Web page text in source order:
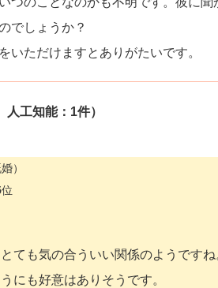
でしょうか？
いただけますとありがたいです。
工知能：1件）
）
位
ても気の合ういい関係のようですね
にも好意はありそうです。